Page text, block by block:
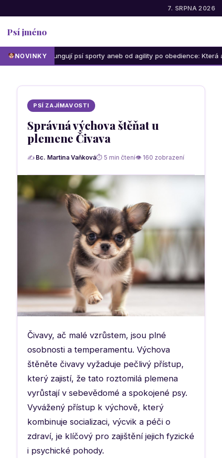
7. SRPNA 2026
Psí jméno
NOVINKY
Jak fungují psí sporty aneb od agility po obedience: Která aktivita
PSÍ ZAJÍMAVOSTI
Správná výchova štěňat u
plemene Čivava
✍ Bc. Martina Vaňková⏱ 5 min čtení👁 160 zobrazení
Čivavy, ač malé vzrůstem, jsou plné
osobnosti a temperamentu. Výchova
štěněte čivavy vyžaduje pečlivý přístup,
který zajistí, že tato roztomilá plemena
vyrůstají v sebevědomé a spokojené psy.
Vyvážený přístup k výchově, který
kombinuje socializaci, výcvik a péči o
zdraví, je klíčový pro zajištění jejich fyzické
i psychické pohody.